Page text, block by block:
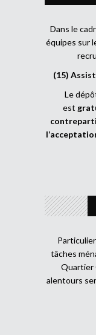
Dans le
équipes sur
(15)
Le
est
tâches
Quartier
alentours